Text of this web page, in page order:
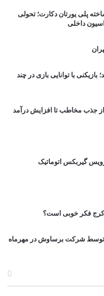
پلی یورتان دکارت؛ تحولی
داخلی
با توانایی بازی در چند
گیربکس اتوماتیک
فکر خوبی است؟
توسط شرکت برساوش در مهرماه